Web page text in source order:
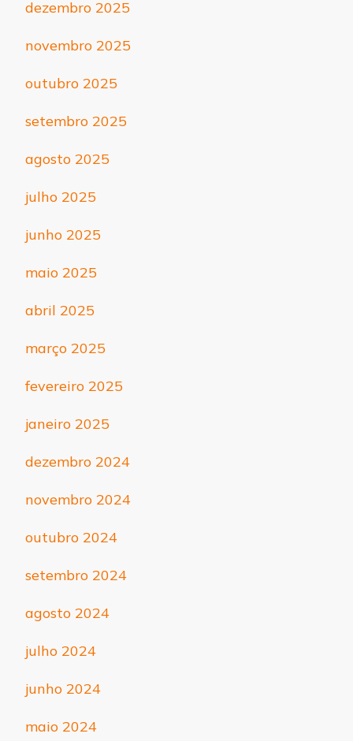
dezembro 2025
novembro 2025
outubro 2025
setembro 2025
agosto 2025
julho 2025
junho 2025
maio 2025
abril 2025
março 2025
fevereiro 2025
janeiro 2025
dezembro 2024
novembro 2024
outubro 2024
setembro 2024
agosto 2024
julho 2024
junho 2024
maio 2024